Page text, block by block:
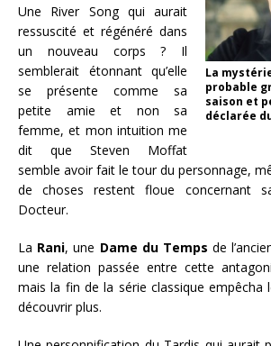
La
probable
saison et
déclarée
Une River Song qui aurait
ressuscité et régénéré dans
un nouveau corps ? Il
semblerait étonnant qu’elle
se présente comme sa
petite amie et non sa
femme, et mon intuition me
dit que Steven Moffat
semble avoir fait le tour du personnage,
de choses restent floue concernant
Docteur.
La Rani, une Dame du Temps de
une relation passée entre cette
mais la fin de la série classique empêcha
découvrir plus.